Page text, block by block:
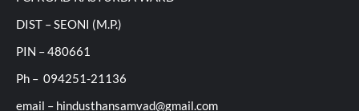
DIST – SEONI (M.P.)
PIN – 480661
Ph – 094251-21136
email – hindusthansamvad@gmail.com